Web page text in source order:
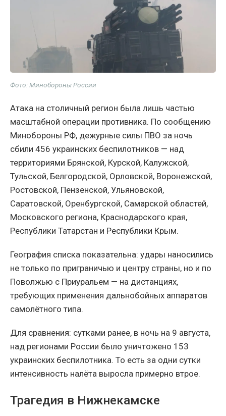
Фото: Минобороны России
Атака на столичный регион была лишь частью
масштабной операции противника. По сообщению
Минобороны РФ, дежурные силы ПВО за ночь
сбили 456 украинских беспилотников — над
территориями Брянской, Курской, Калужской,
Тульской, Белгородской, Орловской, Воронежской,
Ростовской, Пензенской, Ульяновской,
Саратовской, Оренбургской, Самарской областей,
Московского региона, Краснодарского края,
Республики Татарстан и Республики Крым.
География списка показательна: удары наносились
не только по приграничью и центру страны, но и по
Поволжью с Приуральем — на дистанциях,
требующих применения дальнобойных аппаратов
самолётного типа.
Для сравнения: сутками ранее, в ночь на 9 августа,
над регионами России было уничтожено 153
украинских беспилотника. То есть за одни сутки
интенсивность налёта выросла примерно втрое.
Трагедия в Нижнекамске